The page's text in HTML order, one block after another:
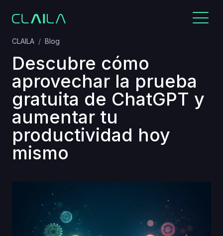
CLAILA Blog
Descubre cómo
aprovechar la prueba
gratuita de ChatGPT y
aumentar tu
productividad hoy
mismo